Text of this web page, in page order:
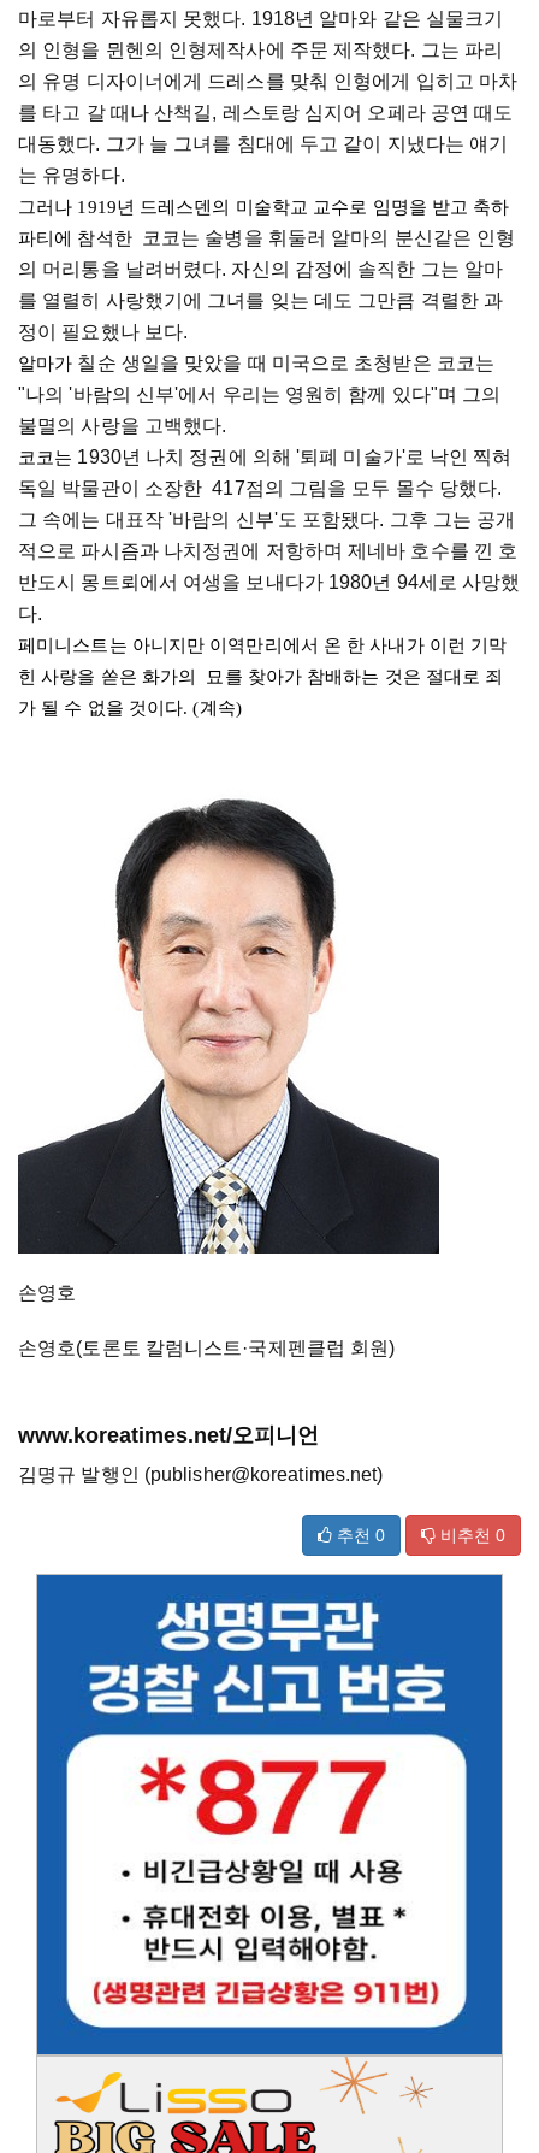
마로부터 자유롭지 못했다. 1918년 알마와 같은 실물크기
의 인형을 뮌헨의 인형제작사에 주문 제작했다. 그는 파리
의 유명 디자이너에게 드레스를 맞춰 인형에게 입히고 마차
를 타고 갈 때나 산책길, 레스토랑 심지어 오페라 공연 때도
대동했다. 그가 늘 그녀를 침대에 두고 같이 지냈다는 얘기
는 유명하다.
그러나 1919년 드레스덴의 미술학교 교수로 임명을 받고 축하
파티에 참석한
코코는 술병을 휘둘러 알마의 분신같은 인형
의 머리통을 날려버렸다. 자신의 감정에 솔직한 그는 알마
를 열렬히 사랑했기에
그녀를 잊는 데도 그만큼 격렬한 과
정이 필요했나 보다.
알마가 칠순 생일을 맞았을 때 미국으로 초청받은 코코는
"나의 '바람의 신부'에서 우리는 영원히 함께 있다"며 그의
불멸의 사랑을 고백했다.
코코는 1930년 나치 정권에 의해 '퇴폐 미술가'로 낙인 찍혀
독일 박물관이 소장한  417점의 그림을 모두 몰수 당했다.
그 속에는 대표작 '바람의 신부'도 포함됐다. 그후 그는 공개
적으로 파시즘과 나치정권에 저항하며 제네바 호수를 낀 호
반도시 몽트뢰에서 여생을 보내다가 1980년 94세로 사망했
다.
페미니스트는 아니지만 이역만리에서 온 한 사내가 이런 기막
힌 사랑을 쏟은 화가의  묘를 찾아가 참배하는 것은 절대로 죄
가 될 수 없을 것이다. (계속)
손영호
손영호(토론토 칼럼니스트·국제펜클럽 회원)
www.koreatimes.net/오피니언
김명규 발행인 (publisher@koreatimes.net)
추천 0 비추천 0